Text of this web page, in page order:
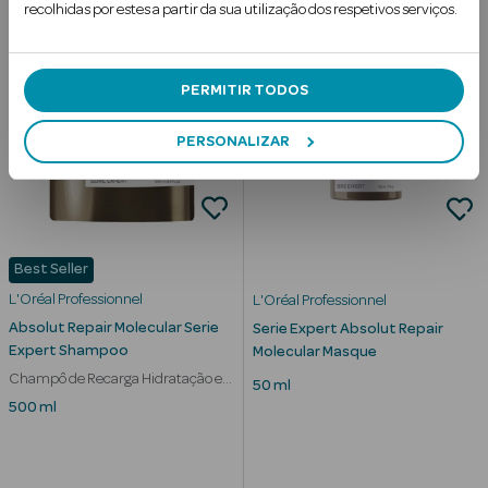
recolhidas por estes a partir da sua utilização dos respetivos serviços.
PERMITIR TODOS
PERSONALIZAR
Rosto e
Cosmética
Hidratantes
Séruns Faciais
Best Seller
L'Oréal Professionnel
Absolut Repair Molecular Serie
Expert Shampoo
Champô de Recarga Hidratação e
Nutrição
500 ml
L'Oréal Professionnel
Serie Expert Absolut Repair
Molecular Masque
50 ml